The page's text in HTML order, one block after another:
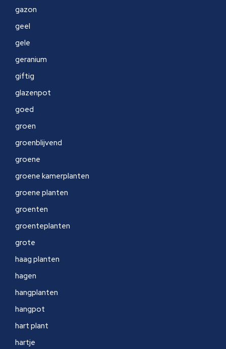
gazon
geel
gele
geranium
giftig
glazenpot
goed
groen
groenblijvend
groene
groene kamerplanten
groene planten
groenten
groenteplanten
grote
haag planten
hagen
hangplanten
hangpot
hart plant
hartje